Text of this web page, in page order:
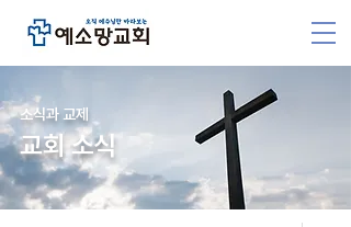
소식과 교제
교회 소식